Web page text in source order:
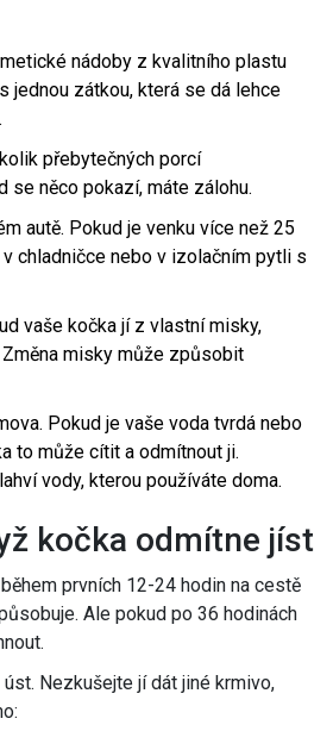
nádoby z kvalitního plastu
jednou zátkou, která se dá lehce
přebytečných porcí
se něco pokazí, máte zálohu.
autě. Pokud je venku více než 25
v chladničce nebo v izolačním pytli s
vaše kočka jí z vlastní misky,
misky může způsobit
Pokud je vaše voda tvrdá nebo
to může cítit a odmítnout ji.
vody, kterou používáte doma.
kočka odmítne jíst
prvních 12-24 hodin na cestě
Ale pokud po 36 hodinách
Nezkušejte jí dát jiné krmivo,